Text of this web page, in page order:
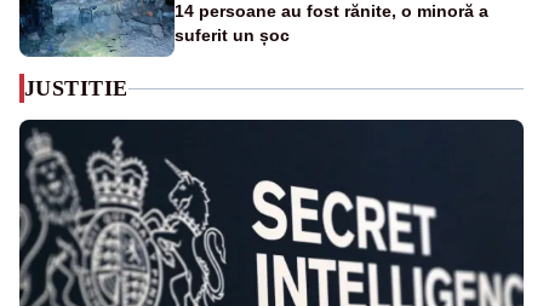
14 persoane au fost rănite, o minoră a
suferit un șoc
JUSTITIE